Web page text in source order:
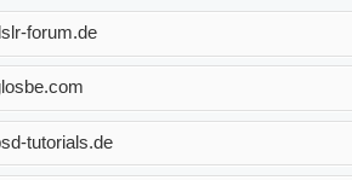
forum.de
tutorials.de